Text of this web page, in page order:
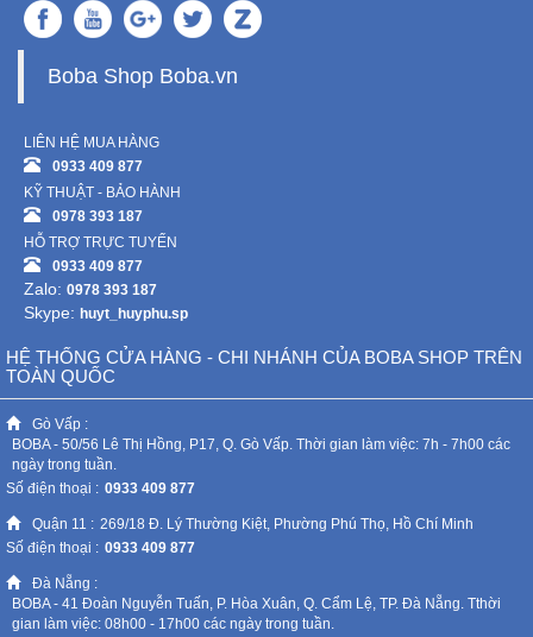
Giải
pháp
Mẹ
Và
Bé
Boba Shop Boba.vn
LIÊN HỆ MUA HÀNG
0933 409 877
KỸ THUẬT - BẢO HÀNH
0978 393 187
HỖ TRỢ TRỰC TUYẾN
0933 409 877
Zalo: 0978 393 187
Skype: huyt_huyphu.sp
HỆ THỐNG CỬA HÀNG - CHI NHÁNH CỦA BOBA SHOP TRÊN
TOÀN QUỐC
Gò Vấp :
BOBA - 50/56 Lê Thị Hồng, P17, Q. Gò Vấp. Thời gian làm việc: 7h - 7h00 các
ngày trong tuần.
Số điện thoại : 0933 409 877
Quận 11 : 269/18 Đ. Lý Thường Kiệt, Phường Phú Thọ, Hồ Chí Minh
Số điện thoại : 0933 409 877
Đà Nẵng :
BOBA - 41 Đoàn Nguyễn Tuấn, P. Hòa Xuân, Q. Cẩm Lệ, TP. Đà Nẵng. Tthời
gian làm việc: 08h00 - 17h00 các ngày trong tuần.